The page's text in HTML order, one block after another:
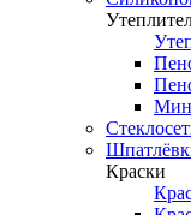
Краски